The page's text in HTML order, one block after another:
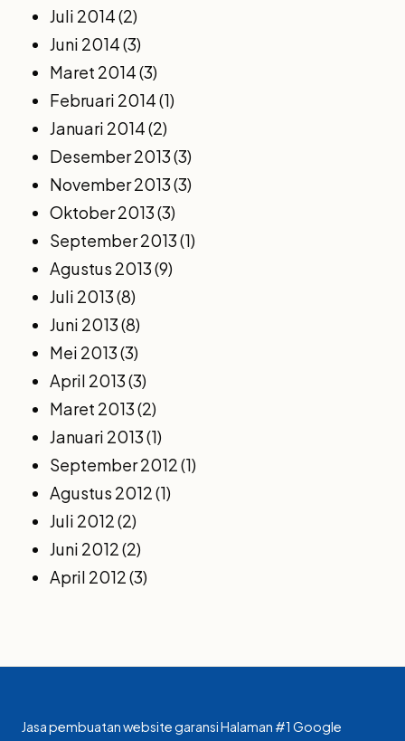
Juli 2014(2)
Juni 2014(3)
Maret 2014(3)
Februari 2014(1)
Januari 2014(2)
Desember 2013(3)
November 2013(3)
Oktober 2013(3)
September 2013(1)
Agustus 2013(9)
Juli 2013(8)
Juni 2013(8)
Mei 2013(3)
April 2013(3)
Maret 2013(2)
Januari 2013(1)
September 2012(1)
Agustus 2012(1)
Juli 2012(2)
Juni 2012(2)
April 2012(3)
Jasa pembuatan website garansi Halaman #1 Google